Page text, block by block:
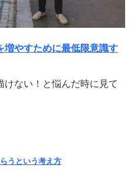
やすために最低限意識す
けない！と悩んだ時に見て
うという考え方